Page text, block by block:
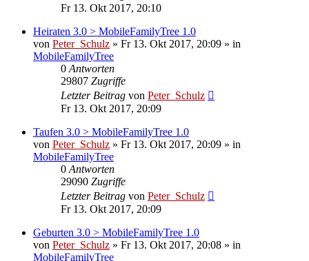
Fr 13. Okt 2017, 20:10
Heiraten 3.0 > MobileFamilyTree 1.0
von Peter_Schulz » Fr 13. Okt 2017, 20:09 » in
MobileFamilyTree
0 Antworten
29807 Zugriffe
Letzter Beitrag von Peter_Schulz
Fr 13. Okt 2017, 20:09
Taufen 3.0 > MobileFamilyTree 1.0
von Peter_Schulz » Fr 13. Okt 2017, 20:09 » in
MobileFamilyTree
0 Antworten
29090 Zugriffe
Letzter Beitrag von Peter_Schulz
Fr 13. Okt 2017, 20:09
Geburten 3.0 > MobileFamilyTree 1.0
von Peter_Schulz » Fr 13. Okt 2017, 20:08 » in
MobileFamilyTree